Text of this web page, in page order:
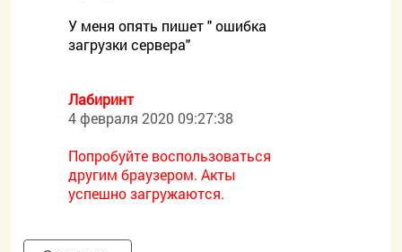
У меня опять пишет " ошибка
загрузки сервера"
Лабиринт
4 февраля 2020 09:27:38
Попробуйте воспользоваться
другим браузером. Акты
успешно загружаются.